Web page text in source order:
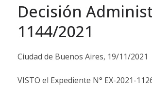
Decisión
1144/2021
Ciudad de Buenos Aires, 19/11/2021
VISTO el Expediente N° EX-2021-